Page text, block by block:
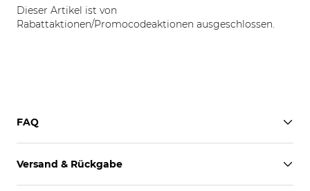
Dieser Artikel ist von
Rabattaktionen/Promocodeaktionen ausgeschlossen.
FAQ
Versand & Rückgabe